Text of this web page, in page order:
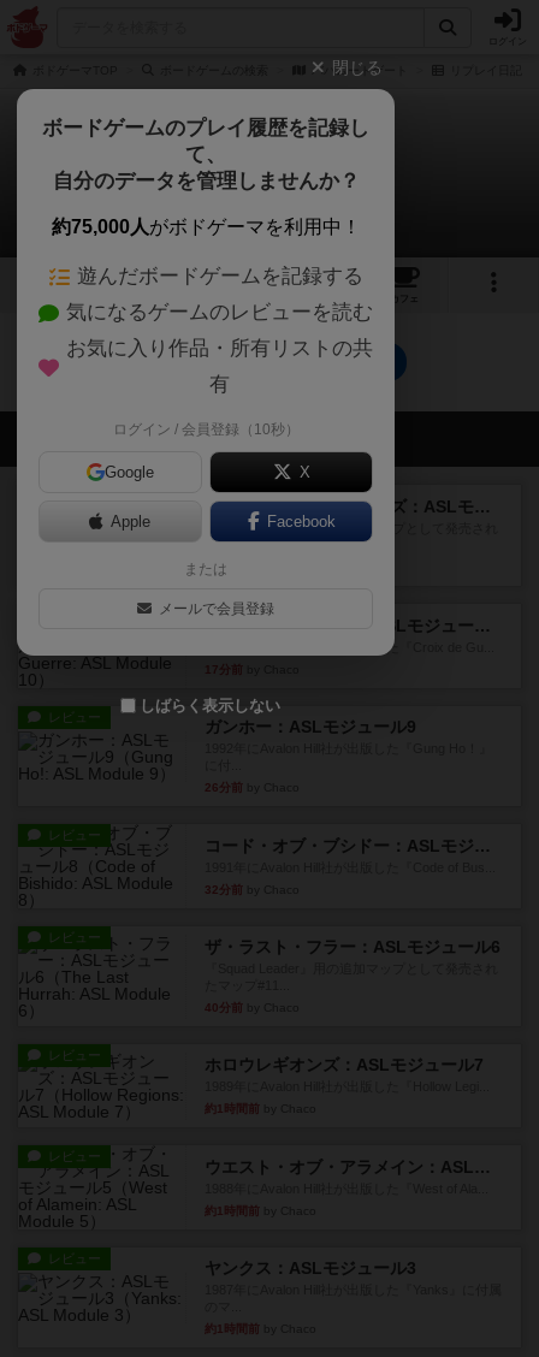
バハムートゲート
バハムートゲート
0件のリプレイ日記
4 8
カフェ
バハムートゲートのトップに戻る
会員の新しい投稿
ドゥームド・バタリオンズ：ASLモジュール11
『Squad Leader』用の追加マップとして発売され
たマップの#9...
5分前
クロワ・ド・ゲール：ASLモジュール10
1992年にAvalon Hill社が出版した『Croix de Gu...
17分前
レビュー ガンホー：ASLモジュール9
26分前
レビュー
コード・オブ・ブシドー：ASLモジュール8
32分前
レビュー ザ・ラスト・フラー：ASLモジュール6
40分前
レビュー ホロウレギオンズ：ASLモジュール7
約1時間前
レビュー
ウエスト・オブ・アラメイン：ASLモジュール5
約1時間前
レビュー ヤンクス：ASLモジュール3
約1時間前
閉じる
ボードゲームのプレイ履歴を記録し
て、
自分のデータを管理しませんか？
約75,000人がボドゲーマを利用中！
遊んだボードゲームを記録する
気になるゲームのレビューを読む
お気に入り作品・所有リストの共
有
ログイン / 会員登録（10秒）
Google X
Apple Facebook
または
メールで会員登録
しばらく表示しない